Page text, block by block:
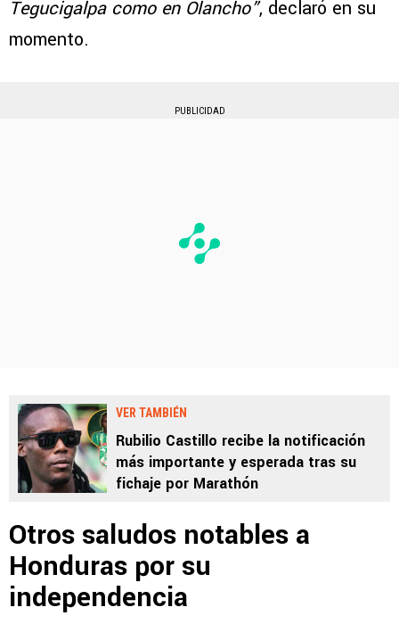
Tegucigalpa como en Olancho”, declaró en su
momento.
PUBLICIDAD
VER TAMBIÉN
Rubilio Castillo recibe la notificación
más importante y esperada tras su
fichaje por Marathón
Otros saludos notables a
Honduras por su
independencia